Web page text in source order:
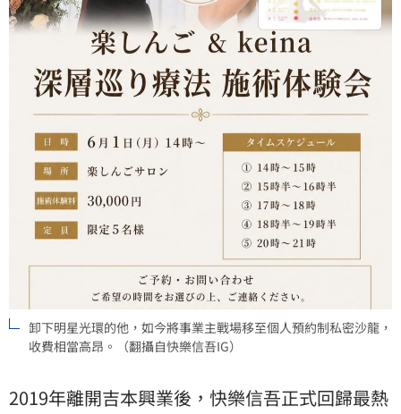
卸下明星光環的他，如今將事業主戰場移至個人預約制私密沙龍，
收費相當高昂。（翻攝自快樂信吾IG）
2019年離開吉本興業後，快樂信吾正式回歸最熱